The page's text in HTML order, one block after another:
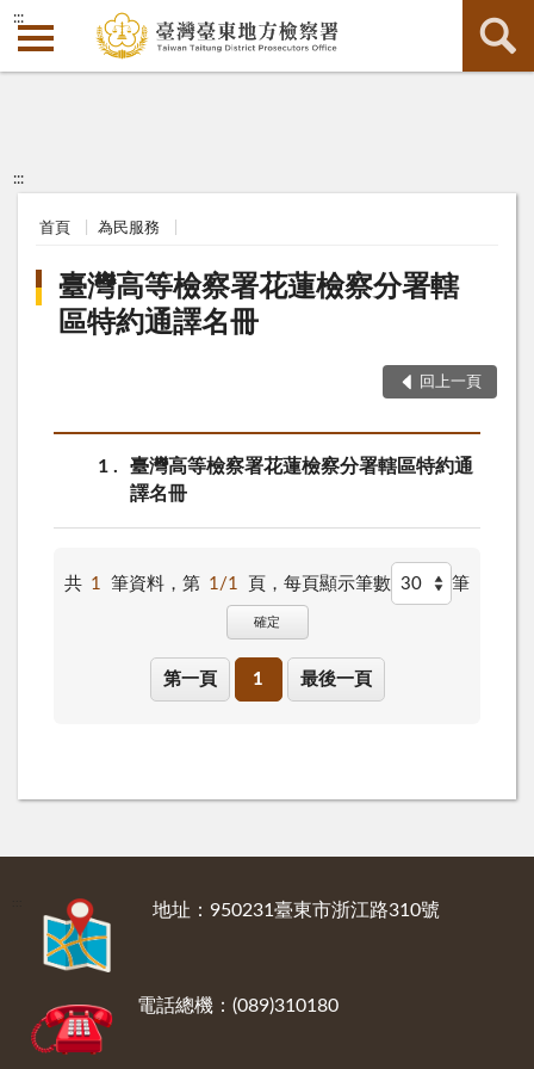
:::
:::
首頁 為民服務
臺灣高等檢察署花蓮檢察分署轄
區特約通譯名冊
回上一頁
1
臺灣高等檢察署花蓮檢察分署轄區特約通
譯名冊
共 1 筆資料，第 1/1 頁， 每頁顯示筆數 筆
確定
第一頁 1 最後一頁
地址：950231臺東市浙江路310號
電話總機：(089)310180